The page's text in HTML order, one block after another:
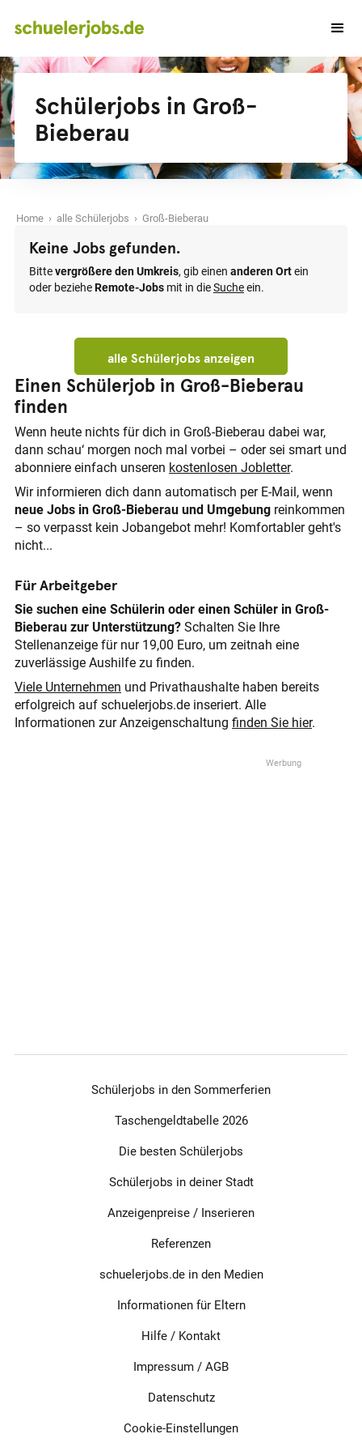
Schülerjobs in Groß-
Bieberau
Home › alle Schülerjobs › Groß-Bieberau
Keine Jobs gefunden.
Bittevergrößere den Umkreis, gib einen anderen Ortein
oder bezieheRemote-Jobs mit in dieSucheein.
alle Schülerjobs anzeigen
Einen Schülerjob in Groß-Bieberau
finden
Wenn heute nichts für dich in Groß-Bieberau dabei war,
dann schau‘ morgen noch mal vorbei – oder sei smart und
abonniere einfach unseren kostenlosen Jobletter.
Wir informieren dich dann automatisch per E-Mail, wenn
neue Jobs in Groß-Bieberau und Umgebung reinkommen
– so verpasst kein Jobangebot mehr! Komfortabler geht's
nicht...
Für Arbeitgeber
Sie suchen eine Schülerin oder einen Schüler in Groß-
Bieberau zur Unterstützung? Schalten Sie Ihre
Stellenanzeige für nur 19,00 Euro, um zeitnah eine
zuverlässige Aushilfe zu finden.
Viele Unternehmen und Privathaushalte haben bereits
erfolgreich auf schuelerjobs.de inseriert. Alle
Informationen zur Anzeigenschaltung finden Sie hier.
Schülerjobs in den Sommerferien
Taschengeldtabelle 2026
Die besten Schülerjobs
Schülerjobs in deiner Stadt
Anzeigenpreise / Inserieren
Referenzen
schuelerjobs.de in den Medien
Informationen für Eltern
Hilfe / Kontakt
Impressum / AGB
Datenschutz
Cookie-Einstellungen